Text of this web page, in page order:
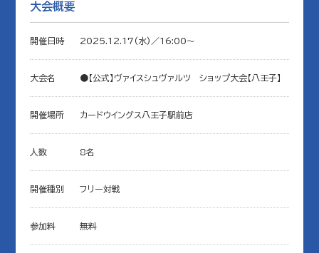
大会概要
開催日時 2025.12.17(水)／16:00〜
大会名 ●【公式】ヴァイスシュヴァルツ ショップ大会【八王子】
開催場所 カードウイングス八王子駅前店
人数 8名
開催種別 フリー対戦
参加料 無料